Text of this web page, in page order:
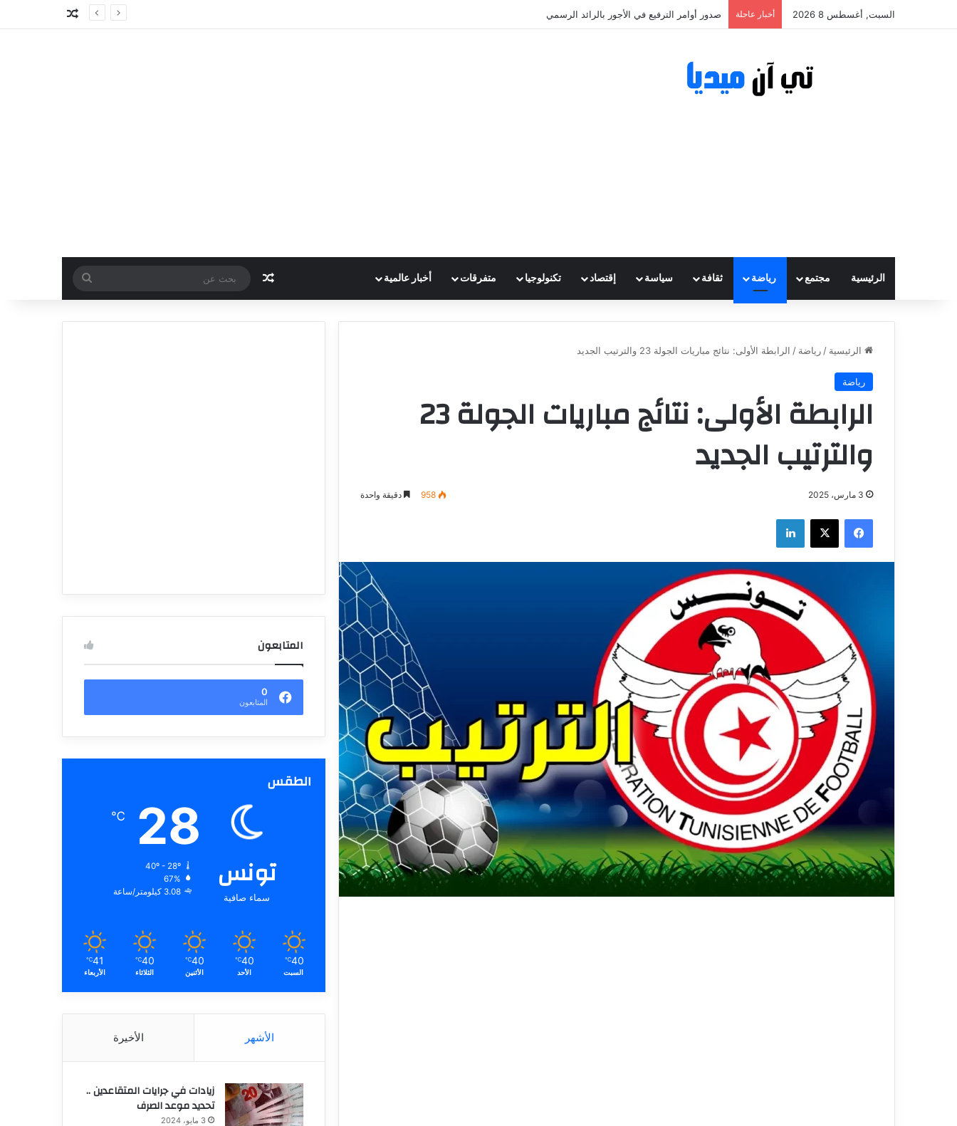
السبت, أغسطس 8 2026 أخبار عاجلة صدور أوامر الترفيع في الأجور بالرائد الرسمي مقال عشوائي
الرئيسية مجتمع رياضة ثقافة سياسة إقتصاد تكنولوجيا متفرقات أخبار عالمية مقال عشوائي
بحث
عن
الرئيسية / رياضة / الرابطة الأولى: نتائج مباريات الجولة 23 والترتيب الجديد
رياضة
الرابطة الأولى: نتائج مباريات الجولة 23
والترتيب الجديد
3 مارس، 2025 958 دقيقة واحدة
فيسبوك ‫X لينكدإن
المتابعون
0
المتابعون
الطقس
تونس
سماء صافية
28
℃
40º - 28º
67%
3.08 كيلومتر/ساعة
40
℃
السبت
40
℃
الأحد
40
℃
الأثنين
40
℃
الثلاثاء
41
℃
الأربعاء
الأشهر الأخيرة
زيادات في جرايات المتقاعدين ..
تحديد موعد الصرف
3 مايو، 2024